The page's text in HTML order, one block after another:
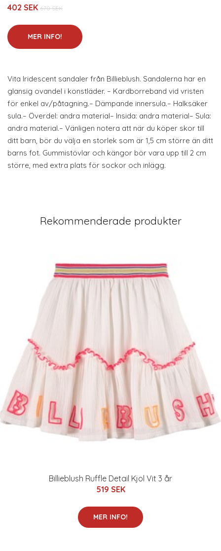
402 SEK 670 SEK
MER INFO!
Vita Iridescent sandaler från Billieblush. Sandalerna har en
glansig ovandel i konstläder. – Kardborreband vid vristen
för enkel av/påtagning.– Dämpande innersula.– Halksäker
sula.– Överdel: andra material– Insida: andra material– Sula:
andra material.– Vänligen notera att när du köper skor till
ditt barn, bör du välja en storlek som är 1,5 cm större än ditt
barns fot. Gummistövlar och kängor bör vara upp till 2 cm
större, med extra plats för sockor och inlägg.
Rekommenderade produkter
Billieblush Ruffle Detail Kjol Vit 3 år
519 SEK
MER INFO!